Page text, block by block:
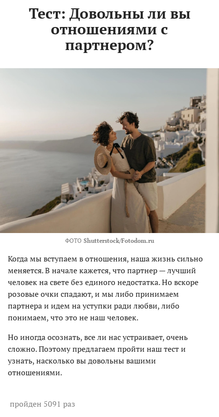
Тест: Довольны ли вы
отношениями с
партнером?
ФОТО Shutterstock/Fotodom.ru
Когда мы вступаем в отношения, наша жизнь сильно
меняется. В начале кажется, что партнер — лучший
человек на свете без единого недостатка. Но вскоре
розовые очки спадают, и мы либо принимаем
партнера и идем на уступки ради любви, либо
понимаем, что это не наш человек.
Но иногда осознать, все ли нас устраивает, очень
сложно. Поэтому предлагаем пройти наш тест и
узнать, насколько вы довольны вашими
отношениями.
пройден 5091 раз